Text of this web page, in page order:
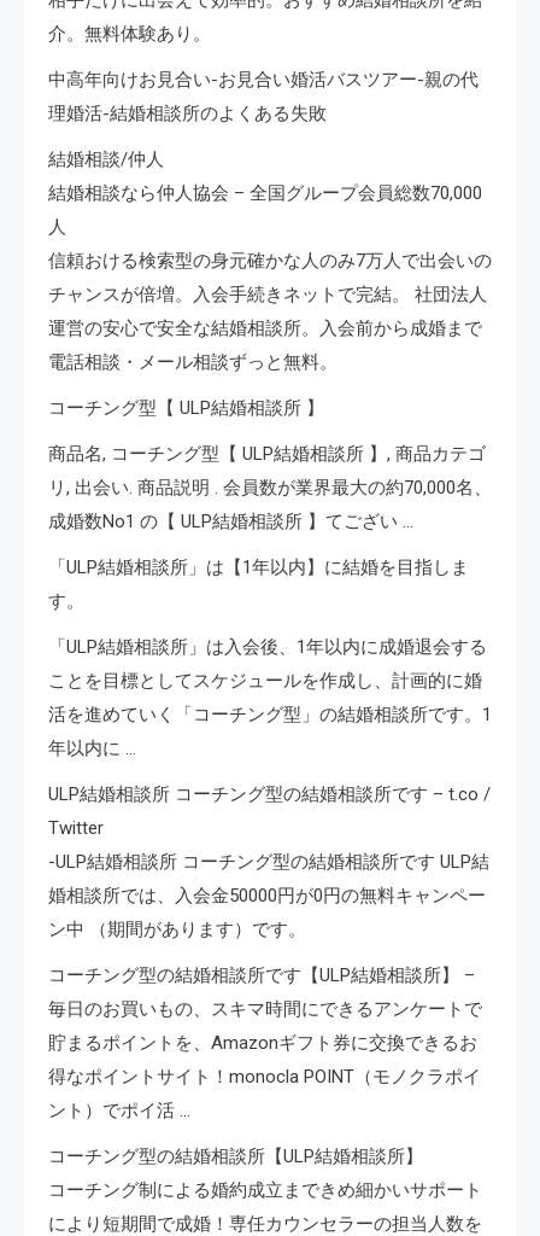
介。無料体験あり。
中高年向けお見合い-お見合い婚活バスツアー-親の代
理婚活-結婚相談所のよくある失敗
結婚相談/仲人
結婚相談なら仲人協会 – 全国グループ会員総数70,000
人
信頼おける検索型の身元確かな人のみ7万人で出会いの
チャンスが倍増。入会手続きネットで完結。 社団法人
運営の安心で安全な結婚相談所。入会前から成婚まで
電話相談・メール相談ずっと無料。
コーチング型【 ULP結婚相談所 】
商品名, コーチング型【 ULP結婚相談所 】, 商品カテゴ
リ, 出会い. 商品説明 . 会員数が業界最大の約70,000名、
成婚数No1 の【 ULP結婚相談所 】てござい …
「ULP結婚相談所」は【1年以内】に結婚を目指しま
す。
「ULP結婚相談所」は入会後、1年以内に成婚退会する
ことを目標としてスケジュールを作成し、計画的に婚
活を進めていく「コーチング型」の結婚相談所です。1
年以内に …
ULP結婚相談所 コーチング型の結婚相談所です – t.co /
Twitter
-ULP結婚相談所 コーチング型の結婚相談所です ULP結
婚相談所では、入会金50000円が0円の無料キャンペー
ン中 （期間があります）です。
コーチング型の結婚相談所です【ULP結婚相談所】 –
毎日のお買いもの、スキマ時間にできるアンケートで
貯まるポイントを、Amazonギフト券に交換できるお
得なポイントサイト！monocla POINT（モノクラポイ
ント）でポイ活 …
コーチング型の結婚相談所【ULP結婚相談所】
コーチング制による婚約成立まできめ細かいサポート
により短期間で成婚！専任カウンセラーの担当人数を